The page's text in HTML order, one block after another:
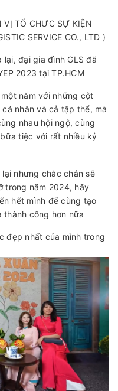
VỊ TỔ CHƯC SỰ KIỆN
SERVICE CO., LTD )
đại gia đình GLS đã
2023 tại TP.HCM
năm với những cột
nhân và cả tập thể, mà
nhau hội ngộ, cùng
tiệc với rất nhiều kỷ
nhưng chắc chắn sẽ
trong năm 2024, hãy
hết mình để cùng tạo
công hơn nữa
đẹp nhất của mình trong